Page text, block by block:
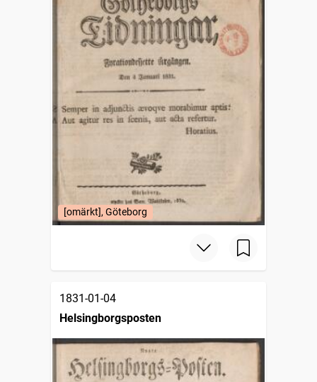
[omärkt], Göteborg
1831-01-04
Helsingborgsposten